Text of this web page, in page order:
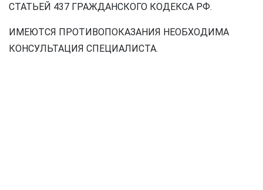
СТАТЬЕЙ 437 ГРАЖДАНСКОГО КОДЕКСА РФ.
ИМЕЮТСЯ ПРОТИВОПОКАЗАНИЯ НЕОБХОДИМА
КОНСУЛЬТАЦИЯ СПЕЦИАЛИСТА.